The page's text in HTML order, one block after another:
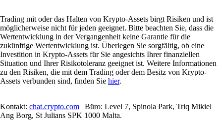
Trading mit oder das Halten von Krypto-Assets birgt Risiken und ist
möglicherweise nicht für jeden geeignet. Bitte beachten Sie, dass die
Wertentwicklung in der Vergangenheit keine Garantie für die
zukünftige Wertentwicklung ist. Überlegen Sie sorgfältig, ob eine
Investition in Krypto-Assets für Sie angesichts Ihrer finanziellen
Situation und Ihrer Risikotoleranz geeignet ist. Weitere Informationen
zu den Risiken, die mit dem Trading oder dem Besitz von Krypto-
Assets verbunden sind, finden Sie hier.
Kontakt: chat.crypto.com | Büro: Level 7, Spinola Park, Triq Mikiel
Ang Borg, St Julians SPK 1000 Malta.